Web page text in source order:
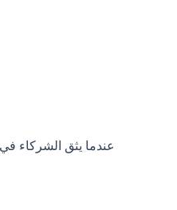
عندما يثق الشركاء